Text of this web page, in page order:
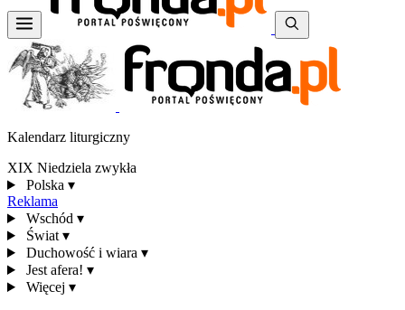
Kalendarz liturgiczny
XIX Niedziela zwykła
Polska ▾
Reklama
Wschód ▾
Świat ▾
Duchowość i wiara ▾
Jest afera! ▾
Więcej ▾